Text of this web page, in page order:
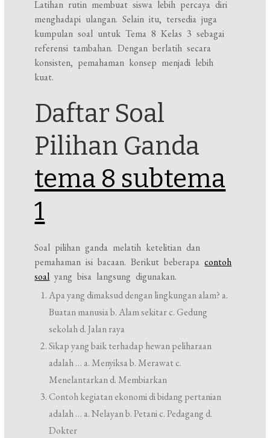
Latihan rutin membuat siswa lebih percaya diri
menghadapi ulangan. Selain itu, tersedia juga
kumpulan soal untuk Tema 8 Kelas 3 sebagai
referensi tambahan. Dengan berlatih secara
konsisten, pemahaman konsep menjadi lebih
kuat.
Daftar Soal
Pilihan Ganda
tema 8 subtema
1
Soal pilihan ganda melatih ketelitian dan
pemahaman isi bacaan. Berikut beberapacontoh
soal yang bisa langsung digunakan.
Apa yang dimaksud dengan lingkungan alam? a.
Buatan manusia b. Alam sekitar c. Gedung
sekolah d. Jalan raya
Sikap yang baik terhadap hewan peliharaan
adalah … a. Menyiksa b. Merawat c.
Menelantarkan d. Membiarkan
Contoh kegiatan ekonomi di bidang pertanian
adalah … a. Nelayan b. Petani c. Pedagang d.
Dokter